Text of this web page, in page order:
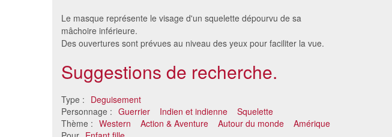
Le masque représente le visage d'un squelette dépourvu de sa
mâchoire inférieure.
Des ouvertures sont prévues au niveau des yeux pour faciliter la vue.
Suggestions de recherche.
Type : Deguisement
Personnage : Guerrier Indien et indienne
Squelette
Thème : Western Action & Aventure Autour du monde
Amérique